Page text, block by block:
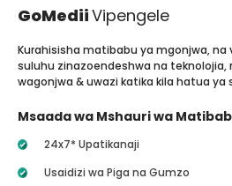
GoMediiVipengele
Kurahisisha matibabu ya mgonjwa, na
suluhu zinazoendeshwa na
wagonjwa & uwazi katika kila hatua ya
Msaada wa Mshauri wa
24x7* Upatikanaji
Usaidizi wa Piga na Gumzo